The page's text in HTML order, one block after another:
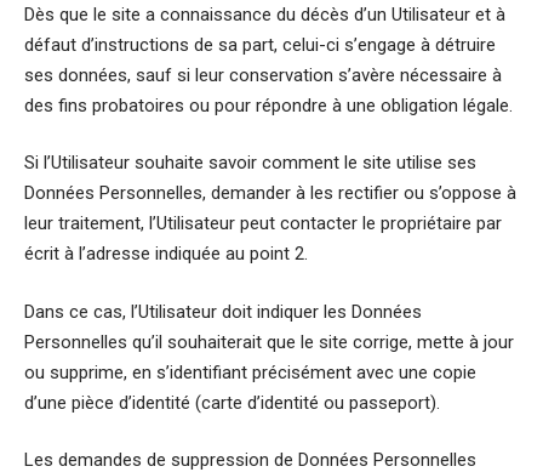
Dès que le site a connaissance du décès d’un Utilisateur et à
défaut d’instructions de sa part, celui-ci s’engage à détruire
ses données, sauf si leur conservation s’avère nécessaire à
des fins probatoires ou pour répondre à une obligation légale.
Si l’Utilisateur souhaite savoir comment le site utilise ses
Données Personnelles, demander à les rectifier ou s’oppose à
leur traitement, l’Utilisateur peut contacter le propriétaire par
écrit à l’adresse indiquée au point 2.
Dans ce cas, l’Utilisateur doit indiquer les Données
Personnelles qu’il souhaiterait que le site corrige, mette à jour
ou supprime, en s’identifiant précisément avec une copie
d’une pièce d’identité (carte d’identité ou passeport).
Les demandes de suppression de Données Personnelles